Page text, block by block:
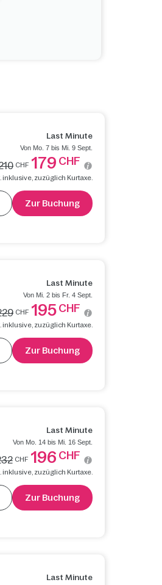
Last Minute
Von Mo. 7 bis Mi. 9 Sept.
CHF 179 CHF
inklusive, zuzüglich Kurtaxe.
Zur Buchung
Last Minute
Von Mi. 2 bis Fr. 4 Sept.
CHF 195 CHF
inklusive, zuzüglich Kurtaxe.
Zur Buchung
Last Minute
Von Mo. 14 bis Mi. 16 Sept.
CHF 196 CHF
inklusive, zuzüglich Kurtaxe.
Zur Buchung
Last Minute